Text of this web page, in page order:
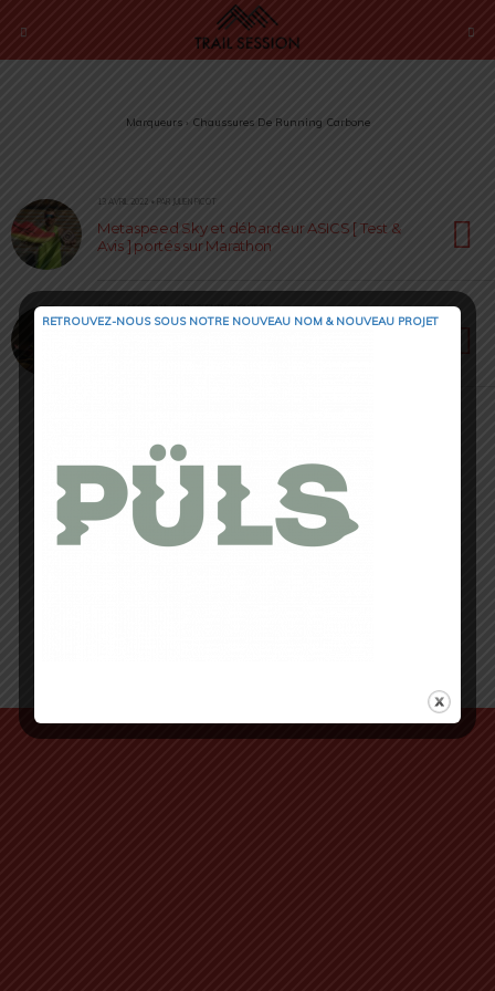
Marqueurs › Chaussures De Running Carbone
13 AVRIL 2022 • PAR JULIEN PICOT
Metaspeed Sky et débardeur ASICS [ Test &
Avis ] portés sur Marathon
15 DÉCEMBRE 2021 • PAR CORENTIN CROUZET
Retour au début
RETROUVEZ-NOUS SOUS NOTRE NOUVEAU NOM & NOUVEAU PROJET